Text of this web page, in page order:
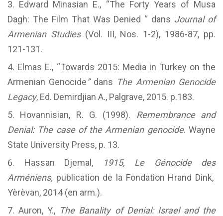
Edward Minasian E., “The Forty Years of Musa
Dagh: The Film That Was Denied “ dans Journal of
Armenian Studies(Vol. III, Nos. 1-2), 1986-87, pp.
121-131.
Elmas E., “Towards 2015: Media in Turkey on the
Armenian Genocide”dans The Armenian Genocide
Legacy, Ed. Demirdjian A., Palgrave, 2015. p.183.
Hovannisian, R. G. (1998).
Remembrance and
Denial: The case of the Armenian genocide. Wayne
State University Press, p. 13.
Hassan Djemal,
1915, Le Génocide des
Arméniens, publication de la Fondation Hrand Dink,
Yèrèvan, 2014 (en arm.).
Auron, Y., The Banality of Denial: Israel and the